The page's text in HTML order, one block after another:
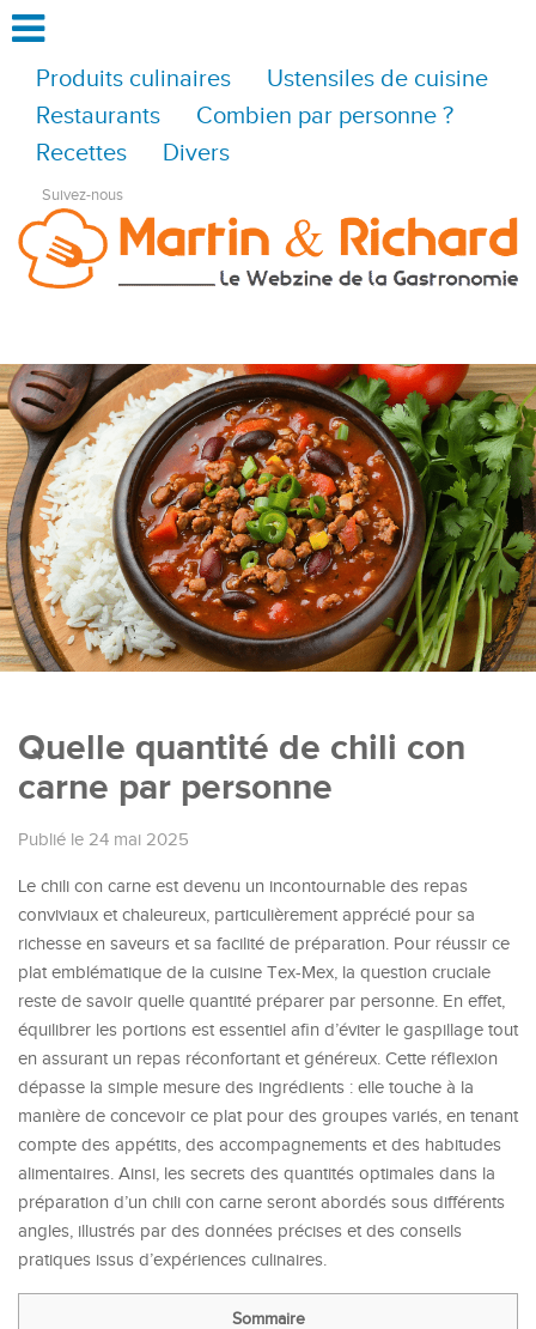
Produits culinaires
Ustensiles de cuisine
Restaurants
Combien par personne ?
Recettes
Divers
Suivez-nous
Quelle quantité de chili con
carne par personne
Publié le 24 mai 2025
Le chili con carne est devenu un incontournable des repas
conviviaux et chaleureux, particulièrement apprécié pour sa
richesse en saveurs et sa facilité de préparation. Pour réussir ce
plat emblématique de la cuisine Tex-Mex, la question cruciale
reste de savoir quelle quantité préparer par personne. En effet,
équilibrer les portions est essentiel afin d’éviter le gaspillage tout
en assurant un repas réconfortant et généreux. Cette réflexion
dépasse la simple mesure des ingrédients : elle touche à la
manière de concevoir ce plat pour des groupes variés, en tenant
compte des appétits, des accompagnements et des habitudes
alimentaires. Ainsi, les secrets des quantités optimales dans la
préparation d’un chili con carne seront abordés sous différents
angles, illustrés par des données précises et des conseils
pratiques issus d’expériences culinaires.
Sommaire